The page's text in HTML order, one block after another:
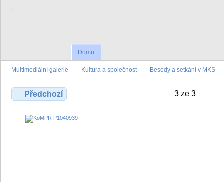
.
Domů
Multimediální galerie Kultura a společnost Besedy a setkání v MKS
Předchozí 3 ze 3